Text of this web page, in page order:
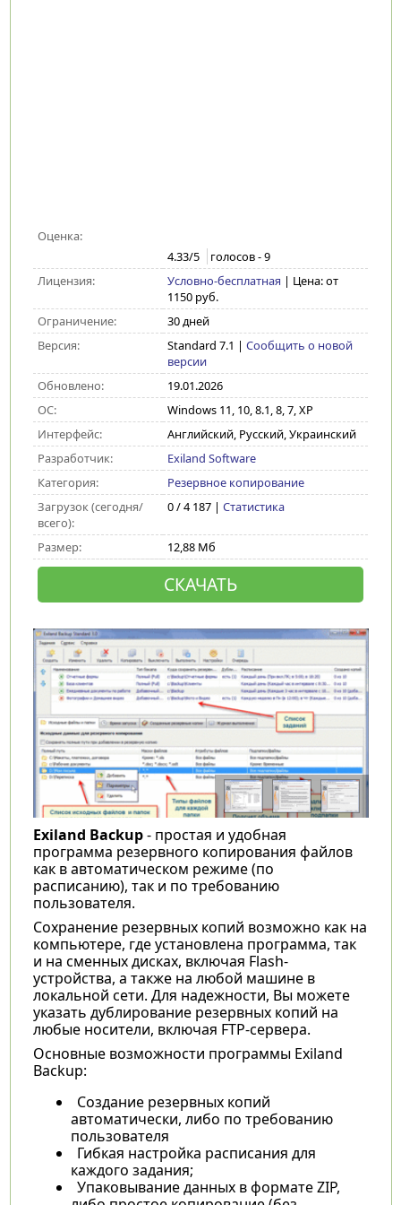
Оценка:
4.33/5 голосов -9
Лицензия:
Условно-бесплатная | Цена: от
1150 руб.
Ограничение:
30 дней
Версия:
Standard 7.1 | Сообщить о новой
версии
Обновлено:
19.01.2026
ОС:
Windows 11, 10, 8.1, 8, 7, XP
Интерфейс:
Английский, Русский, Украинский
Разработчик:
Exiland Software
Категория:
Резервное копирование
Загрузок (сегодня/
всего):
0 / 4 187 | Статистика
Размер: 12,88 Мб
СКАЧАТЬ
Exiland Backup- простая и удобная
программа резервного копирования файлов
как в автоматическом режиме (по
расписанию), так и по требованию
пользователя.
Сохранение резервных копий возможно как на
компьютере, где установлена программа, так
и на сменных дисках, включая Flash-
устройства, а также на любой машине в
локальной сети. Для надежности, Вы можете
указать дублирование резервных копий на
любые носители, включая FTP-сервера.
Основные возможности программы Exiland
Backup:
Создание резервных копий
автоматически, либо по требованию
пользователя
Гибкая настройка расписания для
каждого задания;
Упаковывание данных в формате ZIP,